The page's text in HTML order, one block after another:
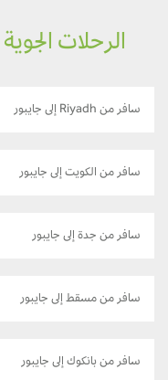
الرحلات الجوية
سافر من Riyadh إلى جايبور
سافر من الكويت إلى جايبور
سافر من جدة إلى جايبور
سافر من مسقط إلى جايبور
سافر من بانكوك إلى جايبور